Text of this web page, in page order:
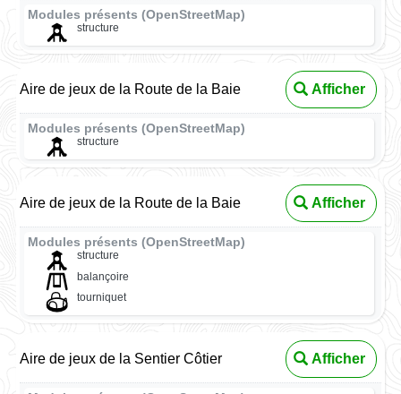
Modules présents (OpenStreetMap)
structure
Aire de jeux de la Route de la Baie Afficher
Modules présents (OpenStreetMap)
structure
Aire de jeux de la Route de la Baie Afficher
Modules présents (OpenStreetMap)
structure
balançoire
tourniquet
Aire de jeux de la Sentier Côtier Afficher